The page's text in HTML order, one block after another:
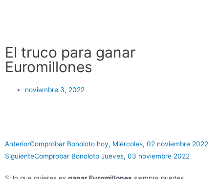
El truco para ganar
Euromillones
noviembre 3, 2022
AnteriorComprobar Bonoloto hoy, Miércoles, 02 noviembre 2022
SiguienteComprobar Bonoloto Jueves, 03 noviembre 2022